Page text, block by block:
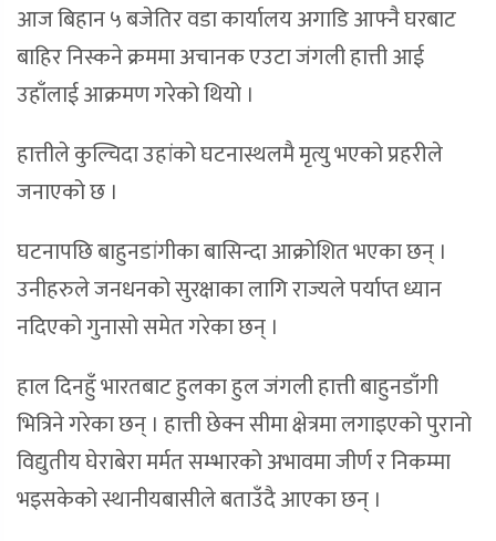
आज बिहान ५ बजेतिर वडा कार्यालय अगाडि आफ्नै घरबाट
बाहिर निस्कने क्रममा अचानक एउटा जंगली हात्ती आई
उहाँलाई आक्रमण गरेको थियो ।
हात्तीले कुल्चिदा उहांको घटनास्थलमै मृत्यु भएको प्रहरीले
जनाएको छ ।
घटनापछि बाहुनडांगीका बासिन्दा आक्रोशित भएका छन् ।
उनीहरुले जनधनको सुरक्षाका लागि राज्यले पर्याप्त ध्यान
नदिएको गुनासो समेत गरेका छन् ।
हाल दिनहुँ भारतबाट हुलका हुल जंगली हात्ती बाहुनडाँगी
भित्रिने गरेका छन् । हात्ती छेक्न सीमा क्षेत्रमा लगाइएको पुरानो
विद्युतीय घेराबेरा मर्मत सम्भारको अभावमा जीर्ण र निकम्मा
भइसकेको स्थानीयबासीले बताउँदै आएका छन् ।